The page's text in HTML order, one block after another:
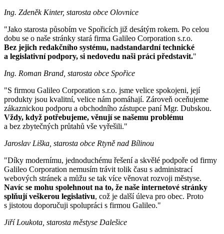
Ing. Zdeněk Kinter, starosta obce Olovnice
"Jako starosta působím ve Spořicích již desátým rokem. Po celou
dobu se o naše stránky stará firma Galileo Corporation s.r.o.
Bez jejich redakčního systému, nadstandardní technické
a legislativní podpory, si nedovedu naši práci představit."
Ing. Roman Brand, starosta obce Spořice
"S firmou Galileo Corporation s.r.o. jsme velice spokojeni, její
produkty jsou kvalitní, velice nám pomáhají. Zároveň oceňujeme
zákaznickou podporu a obchodního zástupce paní Mgr. Dubskou.
Vždy, když potřebujeme, věnují se našemu problému
a bez zbytečných průtahů vše vyřešili."
Jaroslav Liška, starosta obce Rtyně nad Bílinou
"Díky modernímu, jednoduchému řešení a skvělé podpoře od firmy
Galileo Corporation nemusím trávit tolik času s administrací
webových stránek a můžu se tak více věnovat rozvoji městyse.
Navíc se mohu spolehnout na to, že naše internetové stránky
splňují veškerou legislativu, což je další úleva pro obec. Proto
s jistotou doporučuji spolupráci s firmou Galileo."
Jiří Loukota, starosta městyse Dalešice